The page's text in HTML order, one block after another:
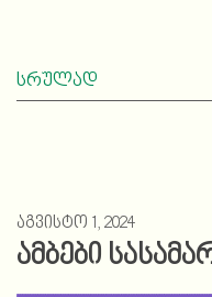
სრულად
აგვისტო 1, 2024
ამბები